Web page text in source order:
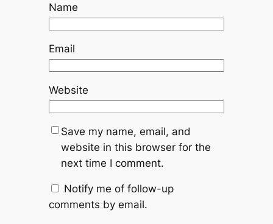
Name
Email
Website
Save my name, email, and
website in this browser for the
next time I comment.
Notify me of follow-up
comments by email.